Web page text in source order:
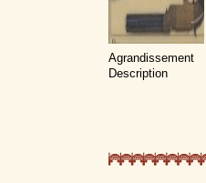
Agrandissement
Description